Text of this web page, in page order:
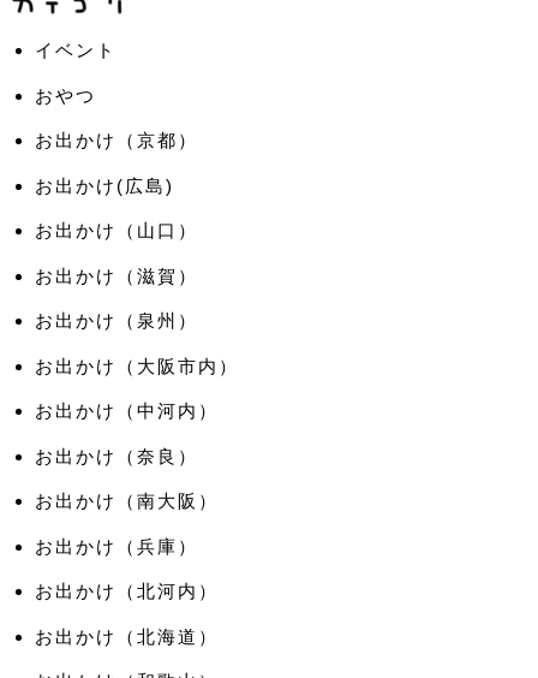
イベント
おやつ
お出かけ（京都）
お出かけ(広島)
お出かけ（山口）
お出かけ（滋賀）
お出かけ（泉州）
お出かけ（大阪市内）
お出かけ（中河内）
お出かけ（奈良）
お出かけ（南大阪）
お出かけ（兵庫）
お出かけ（北河内）
お出かけ（北海道）